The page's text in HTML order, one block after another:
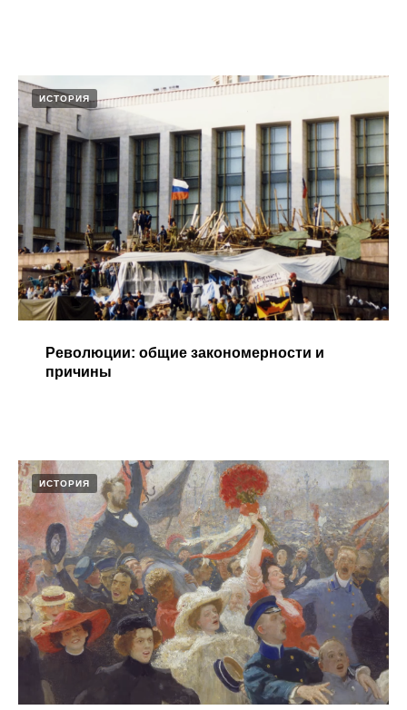
ИСТОРИЯ
Революции: общие закономерности и
причины
ИСТОРИЯ